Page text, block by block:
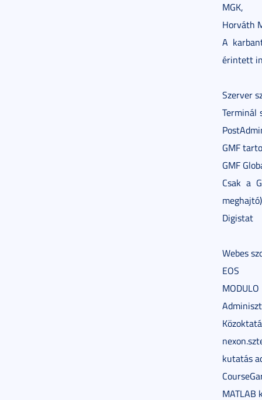
MGK,
Horváth
A
érintett
Szerver
Terminál
GMF
GMF
Csak a
Digistat
Webes
EOS
MODULO
kutatás
MATLAB